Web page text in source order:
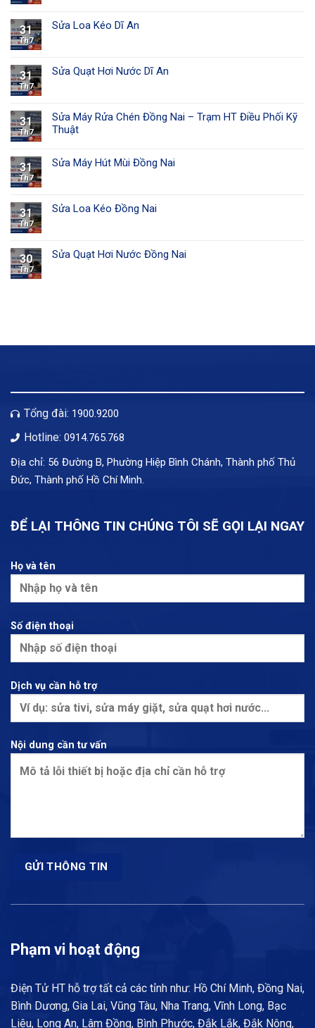
31
Th7
Sửa Loa Kéo Dĩ An
31
Th7
Sửa Quạt Hơi Nước Dĩ An
31
Th7
Sửa Máy Rửa Chén Đồng Nai – Trạm HT Điều Phối Kỹ
Thuật
31
Th7
Sửa Máy Hút Mùi Đồng Nai
31
Th7
Sửa Loa Kéo Đồng Nai
30
Th7
Sửa Quạt Hơi Nước Đồng Nai
Tổng đài: 1900.9200
Hotline: 0914.765.768
Địa chỉ: 56 Đường B, Phường Hiệp Bình Chánh, Thành phố Thủ
Đức, Thành phố Hồ Chí Minh.
ĐỂ LẠI THÔNG TIN CHÚNG TÔI SẼ GỌI LẠI NGAY
Họ và tên
Số điện thoại
Dịch vụ cần hỗ trợ
Nội dung cần tư vấn
Phạm vi hoạt động
Điện Tử HT hỗ trợ tất cả các tỉnh như: Hồ Chí Minh, Đồng Nai,
Bình Dương, Gia Lai, Vũng Tàu, Nha Trang, Vĩnh Long, Bạc
Liêu, Long An, Lâm Đồng, Bình Phước, Đắk Lắk, Đắk Nông,